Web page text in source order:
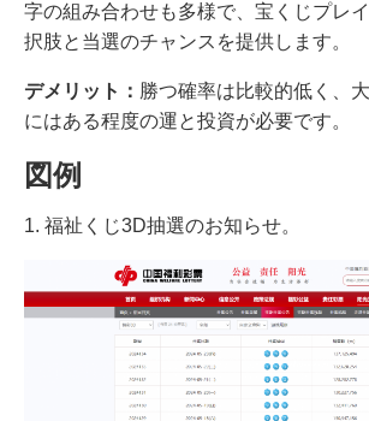
字の組み合わせも多様で、宝くじプレ
択肢と当選のチャンスを提供します。
デメリット： 勝つ確率は比較的低く、
にはある程度の運と投資が必要です。
図例
1. 福祉くじ3D抽選のお知らせ。